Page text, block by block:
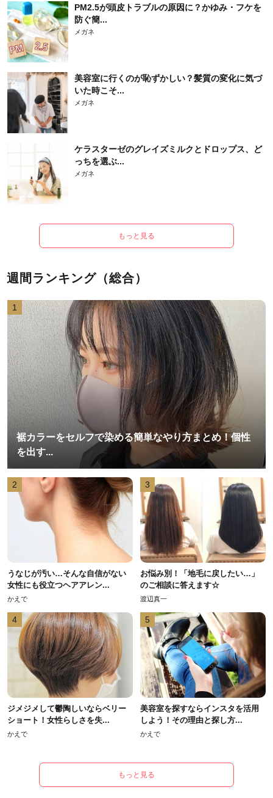
PM2.5が頭皮トラブルの原因に？かゆみ・フケを
防ぐ簡...
メガネ
美容室に行くのが恥ずかしい？髪質の変化に気づ
いた時こそ...
メガネ
ケラスターゼのグレイズミルクとドロップス、ど
っちを選ぶ...
メガネ
もっと見る
週間ランキング（総合）
1
裾カラーをセルフで染める簡単なやり方まとめ！個性
を出す...
2
うなじが汚い…そんな自信がない
女性にも役立つヘアアレン...
かえで
3
お悩み別！「地毛に戻したい…」
のご相談に答えます☆
渡辺真一
4
ジメジメして鬱陶しいならベリー
ショート！女性らしさを失...
かえで
5
美容室を探すならインスタを活用
しよう！その理由と探し方...
かえで
もっと見る